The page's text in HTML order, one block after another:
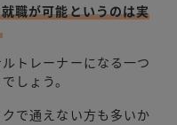
職が可能というのは実
トレーナーになる一つ
しょう。
で通えない方も多いか